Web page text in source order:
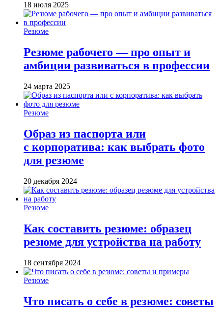
18 июля 2025
Резюме
Резюме рабочего — про опыт и
амбиции развиваться в профессии
24 марта 2025
Резюме
Образ из паспорта или
с корпоратива: как выбрать фото
для резюме
20 декабря 2024
Резюме
Как составить резюме: образец
резюме для устройства на работу
18 сентября 2024
Резюме
Что писать о себе в резюме: советы